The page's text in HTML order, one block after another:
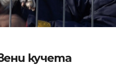
кучета